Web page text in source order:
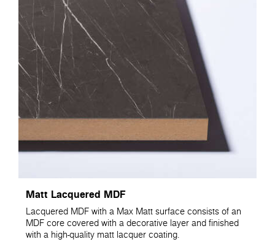
Matt Lacquered MDF
Lacquered MDF with a Max Matt surface consists of an
MDF core covered with a decorative layer and finished
with a high-quality matt lacquer coating.